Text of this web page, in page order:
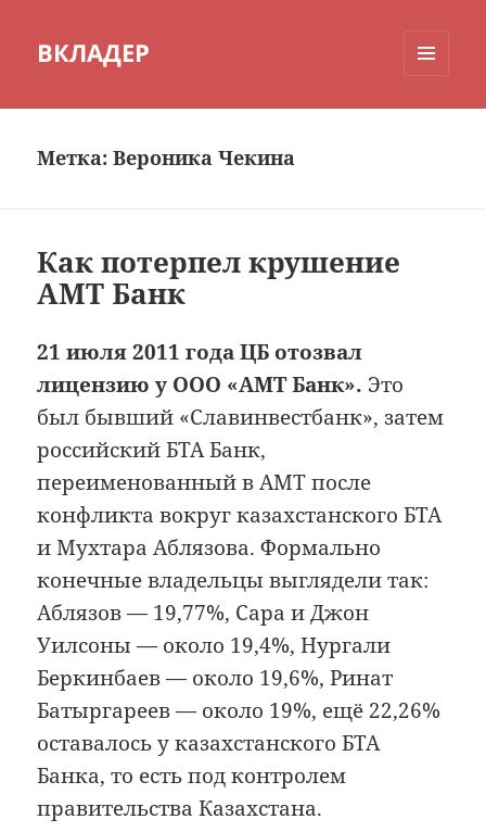
ВКЛАДЕР
Метка:Вероника Чекина
Как потерпел крушение
АМТ Банк
21 июля 2011 года ЦБ отозвал
лицензию у ООО «АМТ Банк». Это
был бывший «Славинвестбанк», затем
российский БТА Банк,
переименованный в АМТ после
конфликта вокруг казахстанского БТА
и Мухтара Аблязова. Формально
конечные владельцы выглядели так:
Аблязов — 19,77%, Сара и Джон
Уилсоны — около 19,4%, Нургали
Беркинбаев — около 19,6%, Ринат
Батыргареев — около 19%, ещё 22,26%
оставалось у казахстанского БТА
Банка, то есть под контролем
правительства Казахстана.